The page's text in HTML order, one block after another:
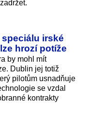
irské
hrozí potíže
by mohl mít
Dublin jej totiž
pilotům usnadňuje
se vzdal
kontrakty